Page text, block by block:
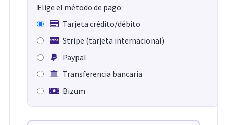
Elige el método de pago:
Tarjeta crédito/débito
Stripe (tarjeta internacional)
Paypal
Transferencia bancaria
Bizum